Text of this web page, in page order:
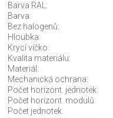
Barva RAL:
Barva:
Bez halogenů:
Hloubka:
Krycí víčko:
Kvalita materiálu:
Materiál:
Mechanická ochrana:
Počet horizont. jednotek:
Počet horizont. modulů:
Počet jednotek: